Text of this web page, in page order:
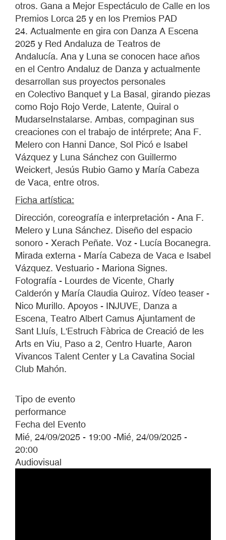
otros. Gana a Mejor Espectáculo de Calle en los
Premios Lorca 25 y en los Premios PAD
24. Actualmente en gira con Danza A Escena
2025 y Red Andaluza de Teatros de
Andalucía. Ana y Luna se conocen hace años
en el Centro Andaluz de Danza y actualmente
desarrollan sus proyectos personales
en Colectivo Banquet y La Basal, girando piezas
como Rojo Rojo Verde, Latente, Quiral o
MudarseInstalarse. Ambas, compaginan sus
creaciones con el trabajo de intérprete; Ana F.
Melero con Hanni Dance, Sol Picó e Isabel
Vázquez y Luna Sánchez con Guillermo
Weickert, Jesús Rubio Gamo y María Cabeza
de Vaca, entre otros.
Ficha artística:
Dirección, coreografía e interpretación - Ana F.
Melero y Luna Sánchez. Diseño del espacio
sonoro - Xerach Peñate. Voz - Lucía Bocanegra.
Mirada externa - María Cabeza de Vaca e Isabel
Vázquez. Vestuario - Mariona Signes.
Fotografía - Lourdes de Vicente, Charly
Calderón y María Claudia Quiroz. Vídeo teaser -
Nico Murillo. Apoyos - INJUVE, Danza a
Escena, Teatro Albert Camus Ajuntament de
Sant Lluís, L'Estruch Fàbrica de Creació de les
Arts en Viu, Paso a 2, Centro Huarte, Aaron
Vivancos Talent Center y La Cavatina Social
Club Mahón.
Tipo de evento
performance
Fecha del Evento
Mié, 24/09/2025 - 19:00 -Mié, 24/09/2025 -
20:00
Audiovisual